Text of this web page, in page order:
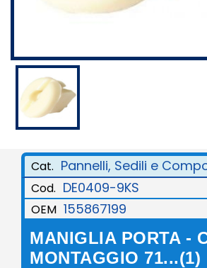
Cat. Pannelli, Sedili e
Cod. DE0409-9KS
OEM 155867199
MANIGLIA PORTA -
MONTAGGIO 71...(1)